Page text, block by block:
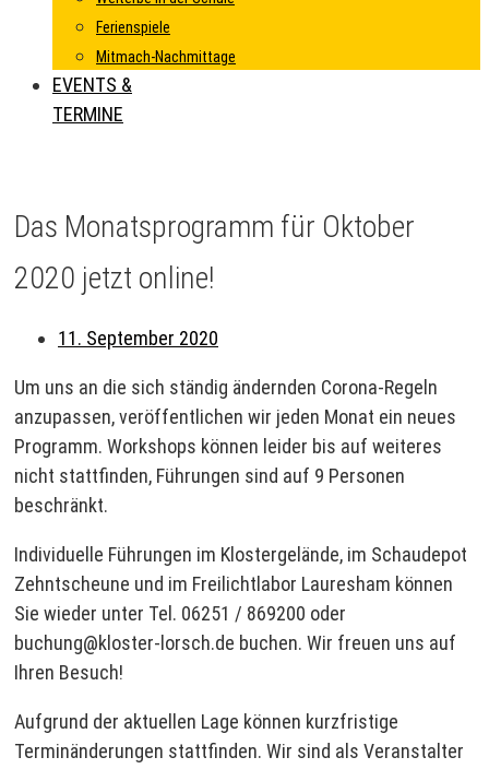
Ferienspiele
Mitmach-Nachmittage
EVENTS &
TERMINE
Das Monatsprogramm für Oktober
2020 jetzt online!
11. September 2020
Um uns an die sich ständig ändernden Corona-Regeln
anzupassen, veröffentlichen wir jeden Monat ein neues
Programm. Workshops können leider bis auf weiteres
nicht stattfinden, Führungen sind auf 9 Personen
beschränkt.
Individuelle Führungen im Klostergelände, im Schaudepot
Zehntscheune und im Freilichtlabor Lauresham können
Sie wieder unter Tel. 06251 / 869200 oder
buchung@kloster-lorsch.de buchen. Wir freuen uns auf
Ihren Besuch!
Aufgrund der aktuellen Lage können kurzfristige
Terminänderungen stattfinden. Wir sind als Veranstalter